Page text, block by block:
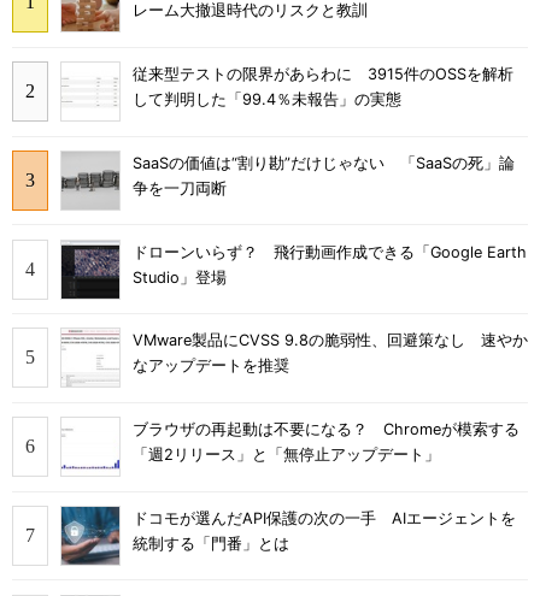
レーム大撤退時代のリスクと教訓
従来型テストの限界があらわに 3915件のOSSを解析
して判明した「99.4％未報告」の実態
SaaSの価値は“割り勘”だけじゃない 「SaaSの死」論
争を一刀両断
ドローンいらず？ 飛行動画作成できる「Google Earth
Studio」登場
VMware製品にCVSS 9.8の脆弱性、回避策なし 速やか
なアップデートを推奨
ブラウザの再起動は不要になる？ Chromeが模索する
「週2リリース」と「無停止アップデート」
ドコモが選んだAPI保護の次の一手 AIエージェントを
統制する「門番」とは